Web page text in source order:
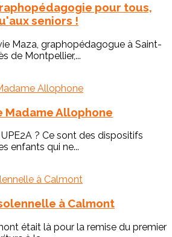
pour tous,
seniors !
Maza, graphopédagogue à Saint-
de Montpellier,...
Madame Allophone
? Ce sont des dispositifs
enfants qui ne...
à Calmont
était là pour la remise du premier